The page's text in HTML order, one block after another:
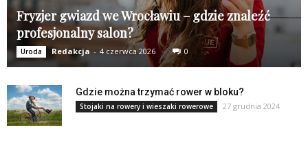
Fryzjer gwiazd we Wrocławiu – gdzie znaleźć
profesjonalny salon?
Uroda Redakcja - 4 czerwca 2026 0
Gdzie można trzymać rower w bloku?
Stojaki na rowery i wieszaki rowerowe 27 grudnia 2024